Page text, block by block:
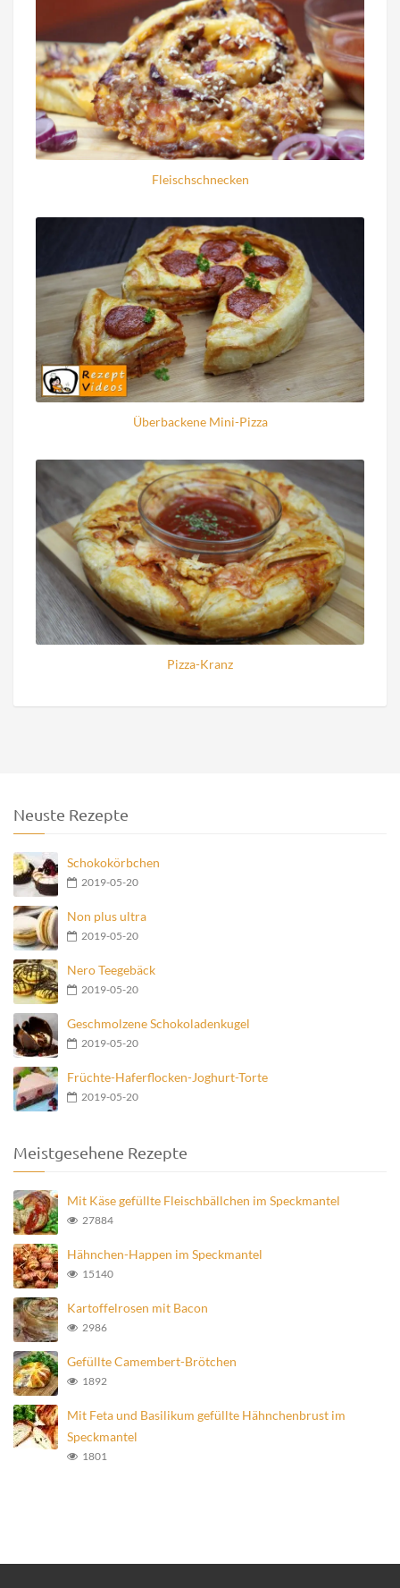
Fleischschnecken
Überbackene Mini-Pizza
Pizza-Kranz
Neuste Rezepte
Schokokörbchen
2019-05-20
Non plus ultra
2019-05-20
Nero Teegebäck
2019-05-20
Geschmolzene Schokoladenkugel
2019-05-20
Früchte-Haferflocken-Joghurt-Torte
2019-05-20
Meistgesehene Rezepte
Mit Käse gefüllte Fleischbällchen im Speckmantel
27884
Hähnchen-Happen im Speckmantel
15140
Kartoffelrosen mit Bacon
2986
Gefüllte Camembert-Brötchen
1892
Mit Feta und Basilikum gefüllte Hähnchenbrust im
Speckmantel
1801